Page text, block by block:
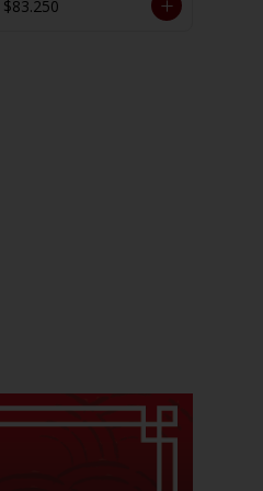
$83.250